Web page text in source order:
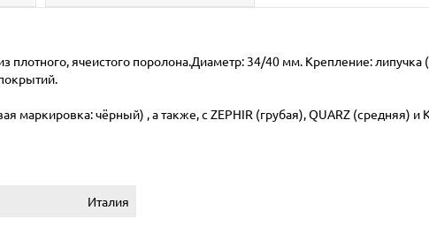
ячеистого поролона.Диаметр: 34/40 мм. Крепление: липучка
маркировка: чёрный) , а также, с ZEPHIR (грубая), QUARZ (средняя) и
Италия